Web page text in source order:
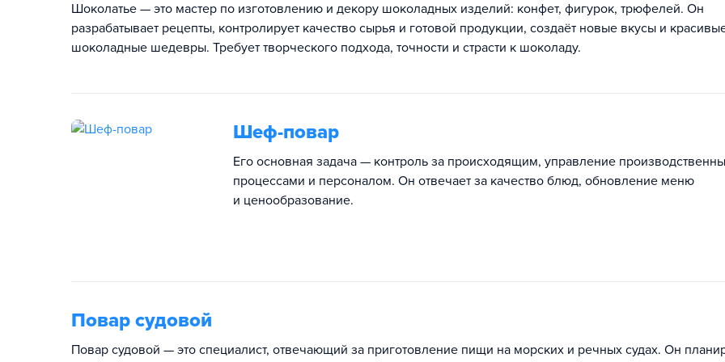
Шоколатье — это мастер по изготовлению и декору шоколадных изделий: конфет, фигурок, трюфелей. Он
разрабатывает рецепты, контролирует качество сырья и готовой продукции, создаёт новые вкусы и
шоколадные шедевры. Требует творческого подхода, точности и страсти к шоколаду.
Шеф-повар
Его основная задача — контроль за происходящим, управление
процессами и персоналом. Он отвечает за качество блюд, обновление меню
и ценообразование.
Повар судовой
Повар судовой — это специалист, отвечающий за приготовление пищи на морских и речных судах. Он